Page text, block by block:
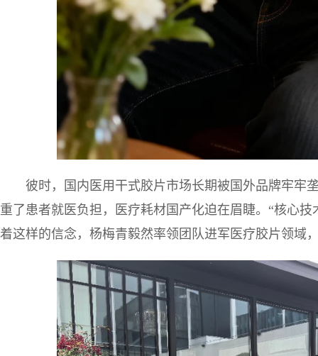
彼时，国内医用干式胶片市场长期被国外品牌牢牢
重了患者就医负担，医疗耗材国产化迫在眉睫。“核心
着这样的信念，杨梅青毅然率领团队进军医疗胶片领域